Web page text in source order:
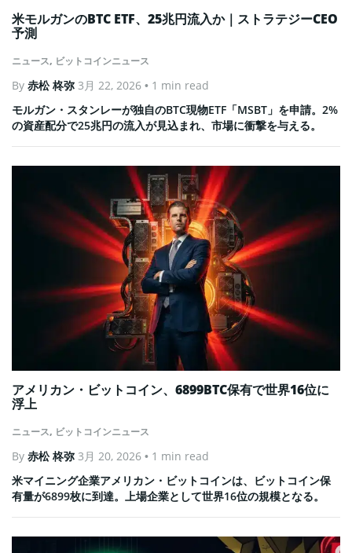
ニュース, ビットコインニュース
米モルガンのBTC ETF、25兆円流入か｜ストラテジーCEO
予測
By 赤松 柊弥 3月 22, 2026 • 1 min read
モルガン・スタンレーが独自のBTC現物ETF「MSBT」を申請。2%
の資産配分で25兆円の流入が見込まれ、市場に衝撃を与える。
ニュース, ビットコインニュース
アメリカン・ビットコイン、6899BTC保有で世界16位に
浮上
By 赤松 柊弥 3月 20, 2026 • 1 min read
米マイニング企業アメリカン・ビットコインは、ビットコイン保
有量が6899枚に到達。上場企業として世界16位の規模となる。